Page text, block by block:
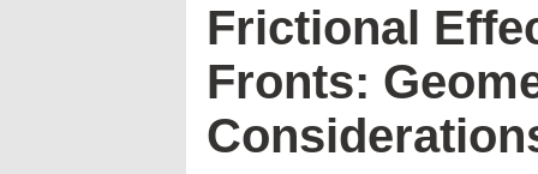
Frictional
Fronts: